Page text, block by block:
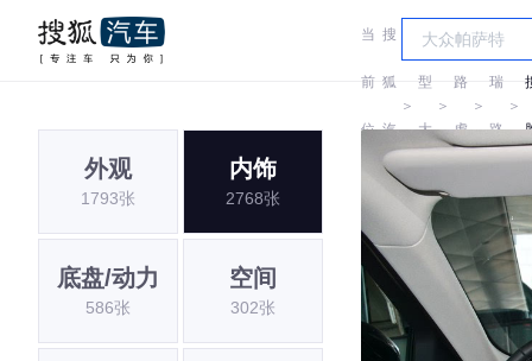
当
前
位
搜
狐
汽
车
＞
车
型
大
＞
路
虎
＞
奇
瑞
路
＞
外观
1793张
内饰
2768张
底盘/动力
586张
空间
302张